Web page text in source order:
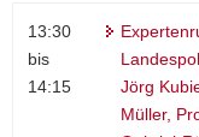
13:30
bis
14:15
Jörg
Müller,